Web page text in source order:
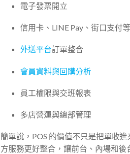
電子發票開立
信用卡、LINE Pay、街口支付
外送平台訂單整合
會員資料與回購分析
員工權限與交班報表
多店營運與總部管理
簡單說，POS 的價值不只是把單收
方服務更好整合，讓前台、內場和後